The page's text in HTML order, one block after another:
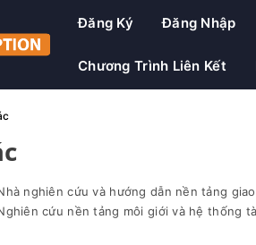
Đăng Ký Đăng Nhập
Chương Trình Liên Kết
nghiên cứu và hướng dẫn nền tảng
cứu nền tảng môi giới và hệ thống